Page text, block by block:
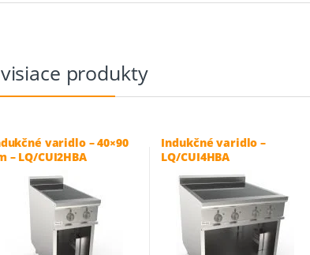
produkty
varidlo – 40×90
– LQ/CUI2HBA
Indukčné varidlo –
LQ/CUI4HBA